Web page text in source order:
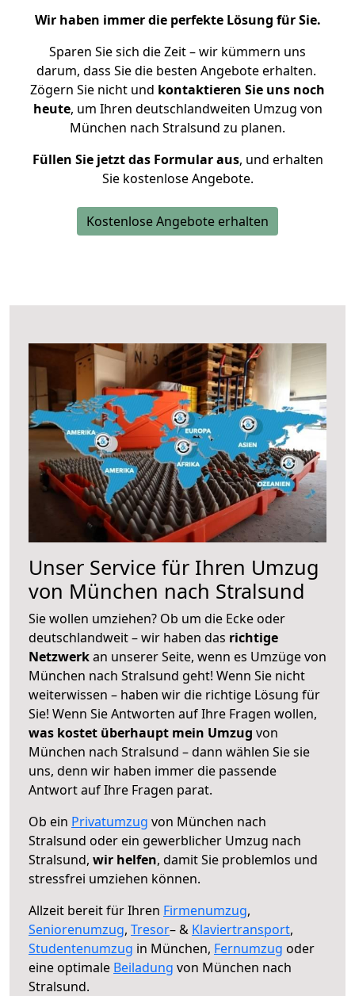
Wir haben immer die perfekte Lösung für Sie.
Sparen Sie sich die Zeit – wir kümmern uns
darum, dass Sie die besten Angebote erhalten.
Zögern Sie nicht und kontaktieren Sie uns noch
heute, um Ihren deutschlandweiten Umzug von
München nach Stralsund zu planen.
Füllen Sie jetzt das Formular aus, und erhalten
Sie kostenlose Angebote.
Kostenlose Angebote erhalten
Unser Service für Ihren Umzug
von München nach Stralsund
Sie wollen umziehen? Ob um die Ecke oder
deutschlandweit – wir haben das richtige
Netzwerkan unserer Seite, wenn es Umzüge von
München nach Stralsund geht! Wenn Sie nicht
weiterwissen – haben wir die richtige Lösung für
Sie! Wenn Sie Antworten auf Ihre Fragen wollen,
was kostet überhaupt mein Umzug von
München nach Stralsund – dann wählen Sie sie
uns, denn wir haben immer die passende
Antwort auf Ihre Fragen parat.
Ob ein Privatumzug von München nach
Stralsund oder ein gewerblicher Umzug nach
Stralsund, wir helfen, damit Sie problemlos und
stressfrei umziehen können.
Allzeit bereit für Ihren Firmenumzug,
Seniorenumzug, Tresor– & Klaviertransport,
Studentenumzug in München, Fernumzug oder
eine optimale Beiladung von München nach
Stralsund.